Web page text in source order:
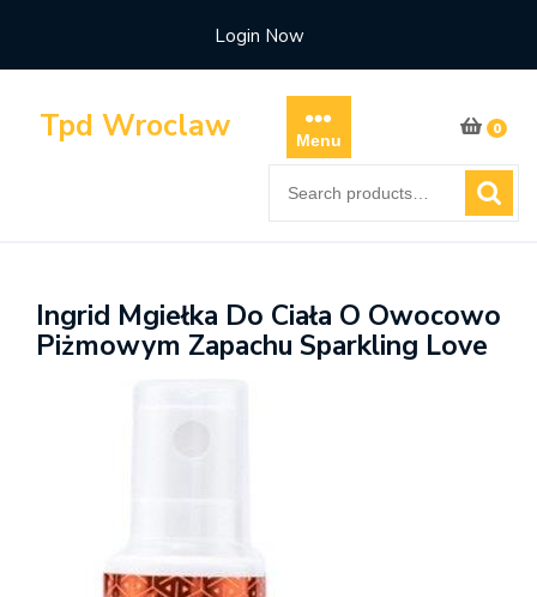
content
Login Now
Tpd Wroclaw Menu
0
for:
Ingrid Mgiełka Do Ciała O Owocowo
Piżmowym Zapachu Sparkling Love